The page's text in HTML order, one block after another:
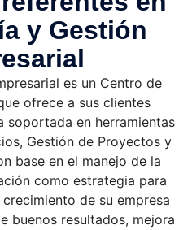
y Gestión
es un Centro de
ofrece a sus clientes
soportada en herramientas
Gestión de Proyectos y
base en el manejo de la
como estrategia para
de su empresa
buenos resultados, mejora